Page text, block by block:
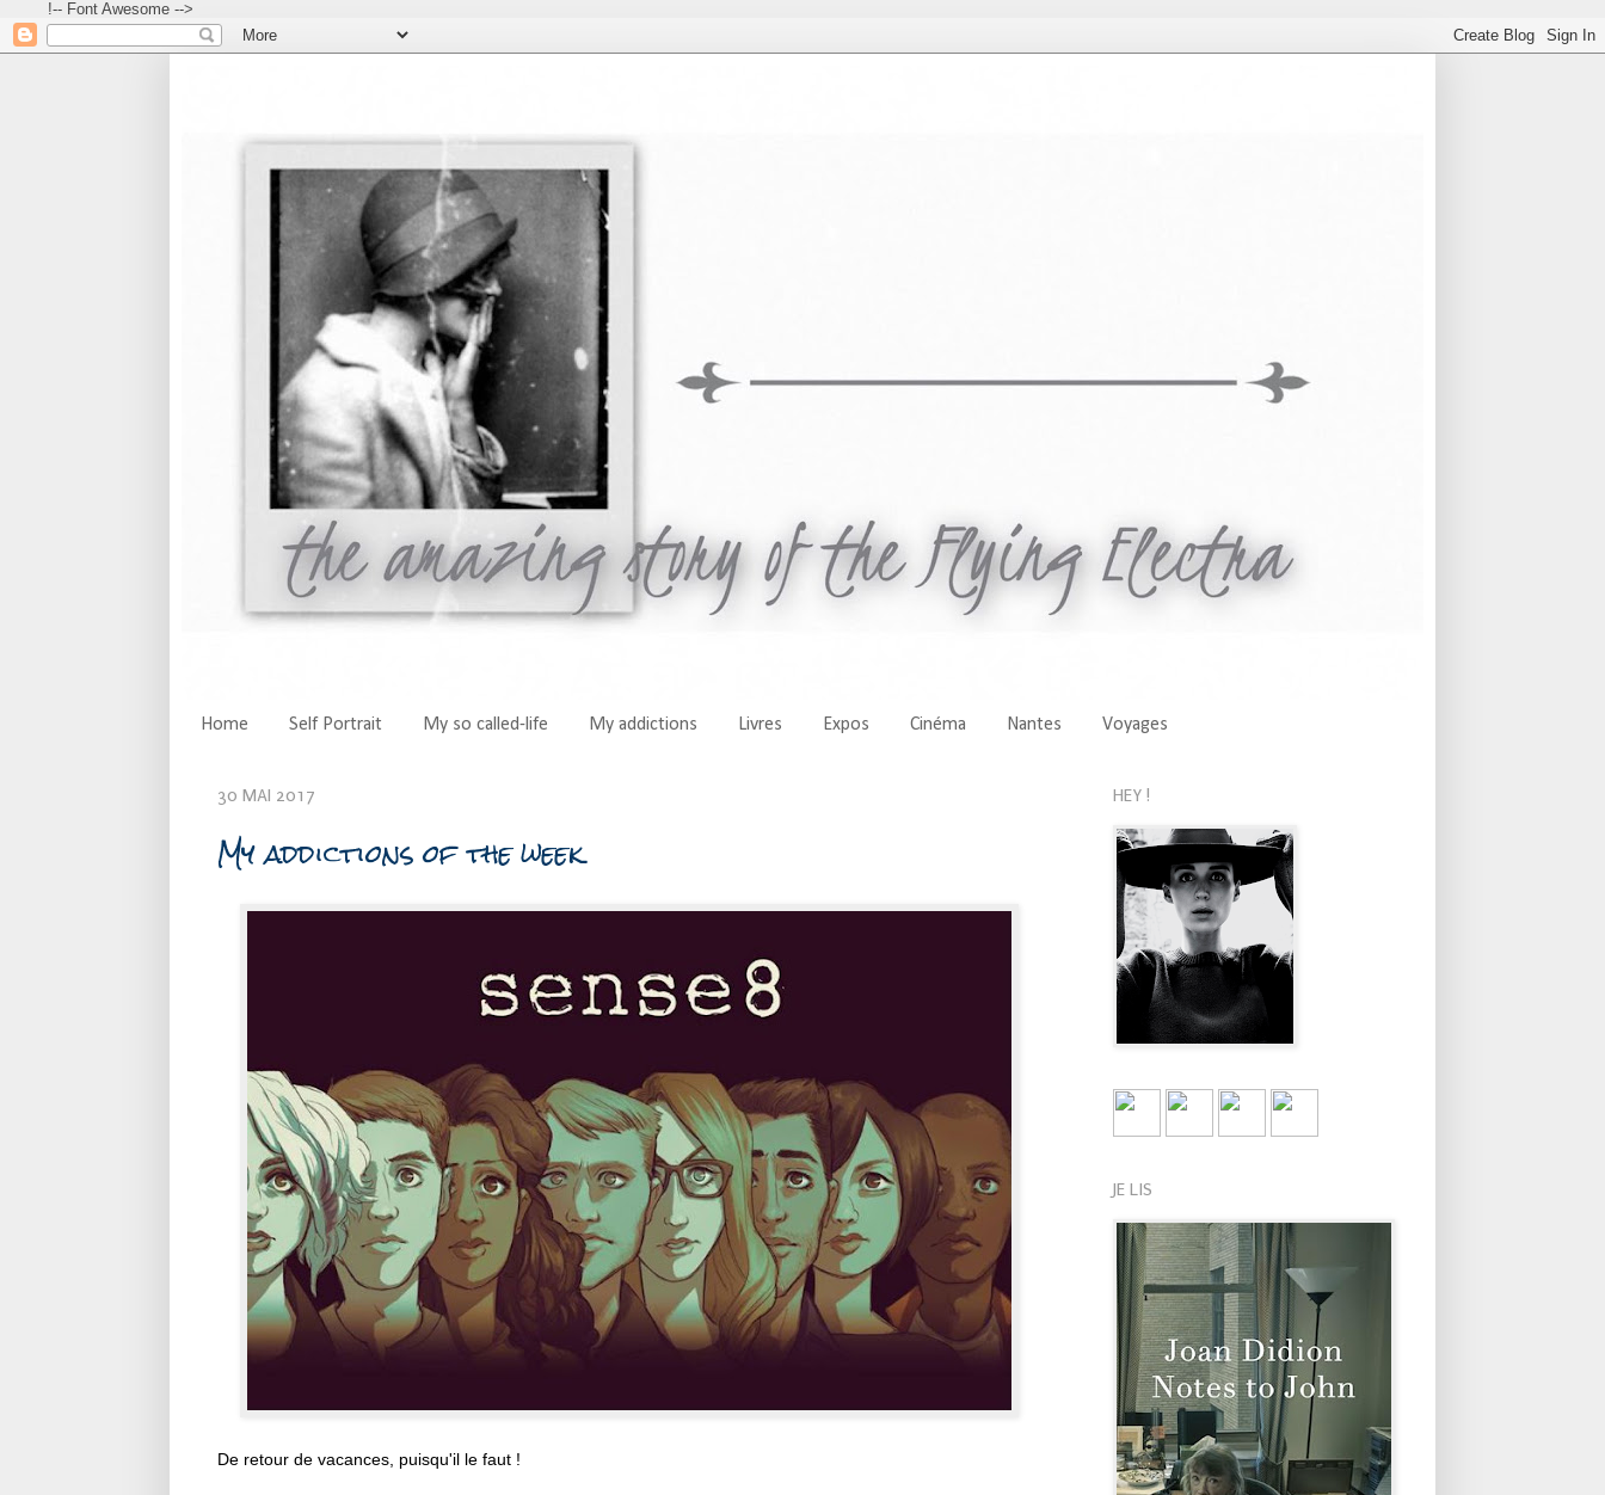
!-- Font Awesome -->
Home Self Portrait My so called-life My addictions Livres Expos Cinéma Nantes Voyages
30 MAI 2017
My addictions of the week
De retour de vacances, puisqu'il le faut !
HEY !
JE LIS